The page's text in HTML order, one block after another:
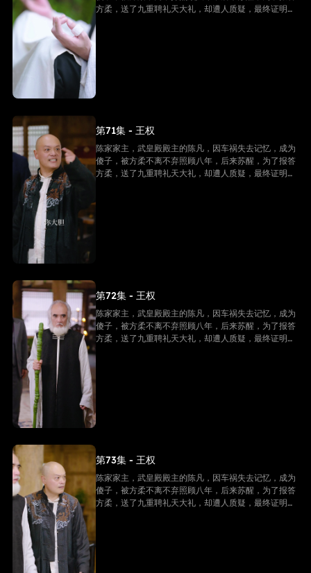
方柔，送了九重聘礼天大礼，却遭人质疑，最终证明他
第71集 - 王权
陈家家主，武皇殿殿主的陈凡，因车祸失去记忆，成为
傻子，被方柔不离不弃照顾八年，后来苏醒，为了报答
方柔，送了九重聘礼天大礼，却遭人质疑，最终证明他
第72集 - 王权
陈家家主，武皇殿殿主的陈凡，因车祸失去记忆，成为
傻子，被方柔不离不弃照顾八年，后来苏醒，为了报答
方柔，送了九重聘礼天大礼，却遭人质疑，最终证明他
第73集 - 王权
陈家家主，武皇殿殿主的陈凡，因车祸失去记忆，成为
傻子，被方柔不离不弃照顾八年，后来苏醒，为了报答
方柔，送了九重聘礼天大礼，却遭人质疑，最终证明他